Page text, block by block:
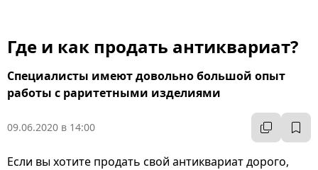
Где и как продать антиквариат?
Специалисты имеют довольно большой опыт
работы с раритетными изделиями
09.06.2020 в 14:00
Если вы хотите продать свой антиквариат дорого,